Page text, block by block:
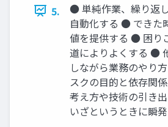
5.
● 単純作業、繰り返
自動化する ● できた
値を提供する ● 困り
道によりよくする ●
しながら業務のやり
スクの目的と依存関
考え方や技術の引き
いざというときに瞬